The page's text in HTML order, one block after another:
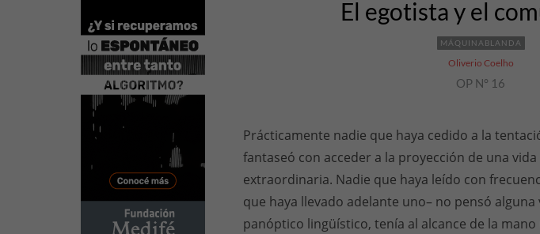
El egotista y el
MÁQUINABLANDA
Oliverio Coelho
OP N° 16
Prácticamente nadie que haya cedido a la
fantaseó con acceder a la proyección de una
extraordinaria. Nadie que haya leído con
que haya llevado adelante uno– no pensó alguna
panóptico lingüístico, tenía al alcance de la